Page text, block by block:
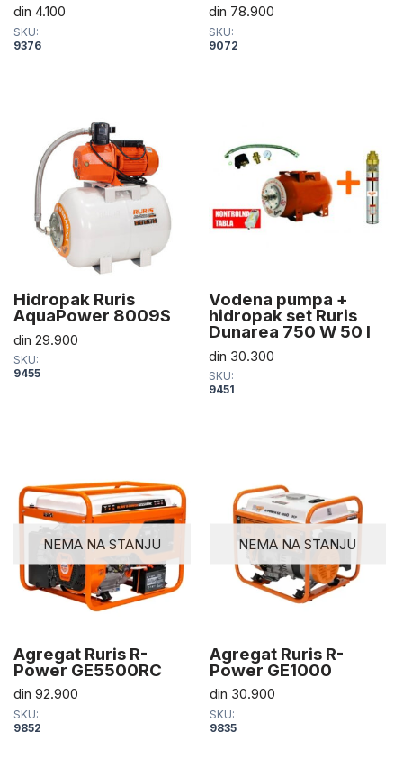
din 4.100
SKU:
9376
din 78.900
SKU:
9072
Hidropak Ruris
AquaPower 8009S
din 29.900
SKU:
9455
Vodena pumpa +
hidropak set Ruris
Dunarea 750 W 50 l
din 30.300
SKU:
9451
NEMA NA STANJU
Agregat Ruris R-
Power GE5500RC
din 92.900
SKU:
9852
NEMA NA STANJU
Agregat Ruris R-
Power GE1000
din 30.900
SKU:
9835